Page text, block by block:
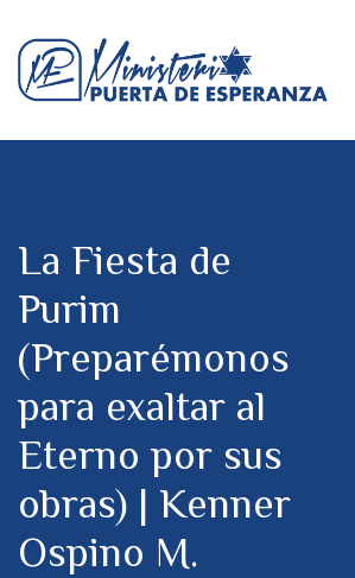
La Fiesta de
Purim
(Preparémonos
para exaltar al
Eterno por sus
obras) | Kenner
Ospino M.
MPE TV
DONACIONES
PARTICIPA
REUNIONES &
CONTACTOS